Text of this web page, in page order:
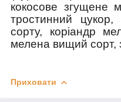
кокосове згущене
тростинний
сорту, коріандр
мелена вищий сорт,
Приховати